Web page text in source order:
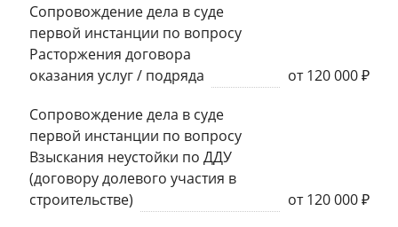
Сопровождение дела в суде
первой инстанции по вопросу
Расторжения договора
оказания услуг / подряда
от 120 000 ₽
Сопровождение дела в суде
первой инстанции по вопросу
Взыскания неустойки по ДДУ
(договору долевого участия в
строительстве)
от 120 000 ₽